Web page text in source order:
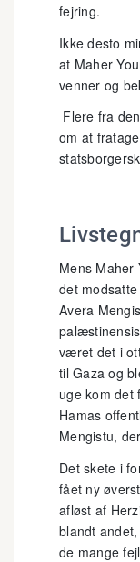
fejring.
Ikke desto
at Maher
venner og
Flere fra
om at
Mens Maher
det
Avera
været det i
til Gaza og
uge kom det
Hamas
Mengistu,
Det skete i
fået ny
afløst af
blandt
de mange